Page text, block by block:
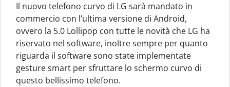
Il nuovo telefono curvo di LG sarà mandato in
commercio con l’ultima versione di Android,
ovvero la 5.0 Lollipop con tutte le novità che LG ha
riservato nel software, inoltre sempre per quanto
riguarda il software sono state implementate
gesture smart per sfruttare lo schermo curvo di
questo bellissimo telefono.